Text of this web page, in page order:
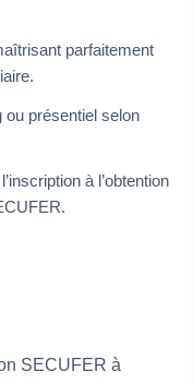
parfaitement
ou présentiel selon
à l’obtention
SECUFER à